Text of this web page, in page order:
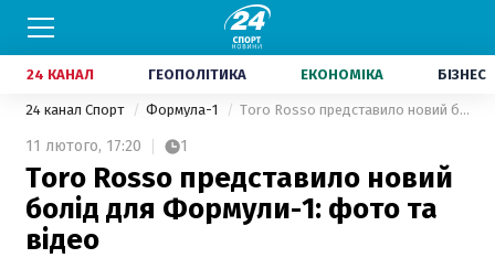
24 КАНАЛ ГЕОПОЛІТИКА ЕКОНОМІКА БІЗНЕС
24 канал Спорт Формула-1 Toro Rosso представило новий болід для Формули-1: фото та відео
11 лютого, 17:20 1
Toro Rosso представило новий
болід для Формули-1: фото та
відео